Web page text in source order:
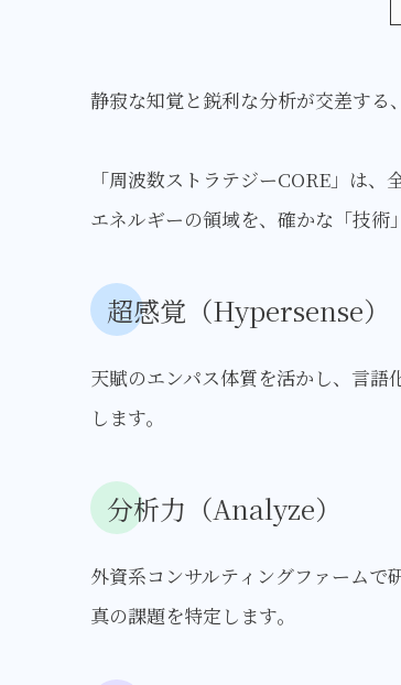
静寂な知覚と鋭利な分析が交差する
「周波数ストラテジーCORE」は
エネルギーの領域を、確かな「技術
超感覚（Hypersense）
天賦のエンパス体質を活かし、言
します。
分析力（Analyze）
外資系コンサルティングファーム
真の課題を特定します。